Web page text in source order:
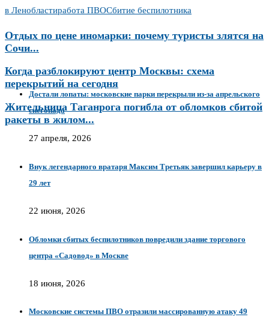
в Ленобластиработа ПВОСбитие беспилотника
Отдых по цене иномарки: почему туристы злятся на
Сочи...
Когда разблокируют центр Москвы: схема
перекрытий на сегодня
Жительница Таганрога погибла от обломков сбитой
ракеты в жилом...
Достали лопаты: московские парки перекрыли из-за апрельского
снегопада
27 апреля, 2026
Внук легендарного вратаря Максим Третьяк завершил карьеру в
29 лет
22 июня, 2026
Обломки сбитых беспилотников повредили здание торгового
центра «Садовод» в Москве
18 июня, 2026
Московские системы ПВО отразили массированную атаку 49